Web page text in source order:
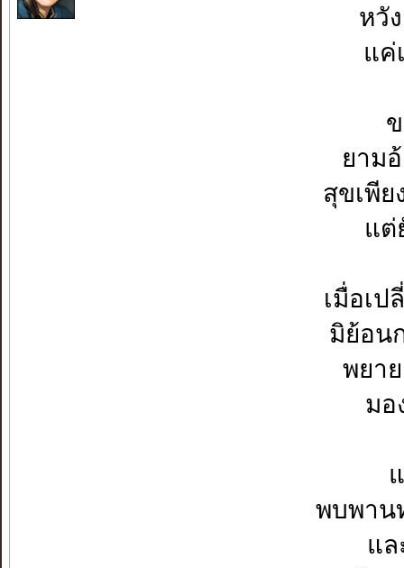
หวั
แค่
ยาม
สุขเพี
แต่
เมื่อเป
มิย้อน
พยา
มอ
พบพาน
แ